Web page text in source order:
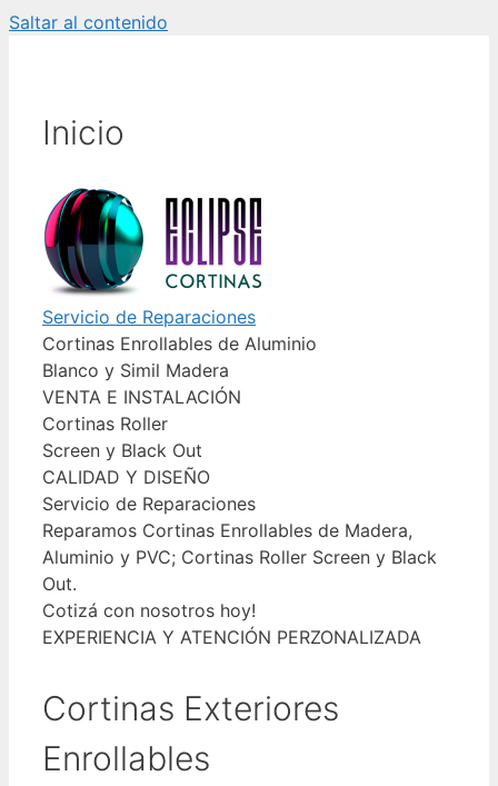
Saltar al contenido
Inicio
Servicio de Reparaciones
Cortinas Enrollables de Aluminio
Blanco y Simil Madera
VENTA E INSTALACIÓN
Cortinas Roller
Screen y Black Out
CALIDAD Y DISEÑO
Servicio de Reparaciones
Reparamos Cortinas Enrollables de Madera,
Aluminio y PVC; Cortinas Roller Screen y Black
Out.
Cotizá con nosotros hoy!
EXPERIENCIA Y ATENCIÓN PERZONALIZADA
Cortinas Exteriores
Enrollables